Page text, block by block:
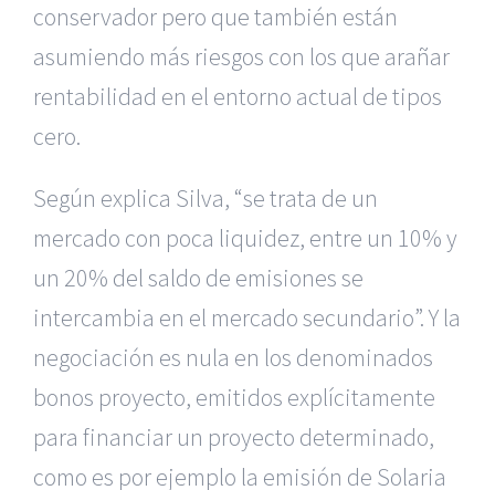
conservador pero que también están
asumiendo más riesgos con los que arañar
rentabilidad en el entorno actual de tipos
cero.
Según explica Silva, “se trata de un
mercado con poca liquidez, entre un 10% y
un 20% del saldo de emisiones se
intercambia en el mercado secundario”. Y la
negociación es nula en los denominados
bonos proyecto, emitidos explícitamente
para financiar un proyecto determinado,
como es por ejemplo la emisión de Solaria